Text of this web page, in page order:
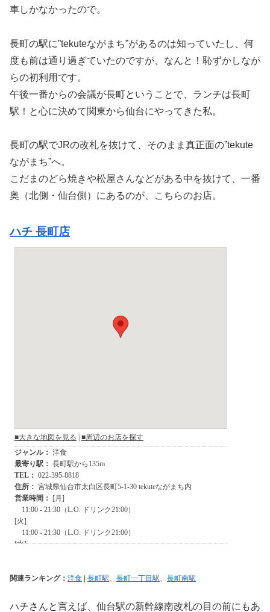
車しかなかったので。
長町の駅に”tekuteながまち”があるのは知っていたし、何
度も前は通り過ぎていたのですが、なんと！恥ずかしなが
らの初利用です。
午後一番からの会議が長町ということで、ランチは長町
駅！と心に決めて関東から仙台にやってきた私。
長町の駅でJRの改札を抜けて、そのまま真正面の”tekute
ながまち”へ。
こだまのどら焼きや松屋さんなどがある中を抜けて、一番
奥（北側・仙台側）にあるのが、こちらのお店。
ハチ 長町店
関連ランキング： 洋食 長町駅、 長町一丁目駅、 長町南駅
ハチさんと言えば、仙台駅の新幹線南改札の目の前にもあ